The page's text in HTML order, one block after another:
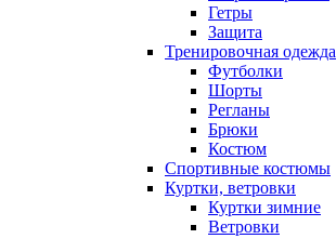
Гетры
Защита
Тренировочная одежда
Футболки
Шорты
Регланы
Брюки
Костюм
Спортивные костюмы
Куртки, ветровки
Куртки зимние
Ветровки